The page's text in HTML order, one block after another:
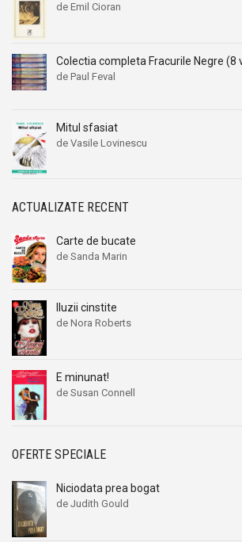
de Emil Cioran
Colectia completa Fracurile Negre (8
de Paul Feval
Mitul sfasiat
de Vasile Lovinescu
ACTUALIZATE RECENT
Carte de bucate
de Sanda Marin
Iluzii cinstite
de Nora Roberts
E minunat!
de Susan Connell
OFERTE SPECIALE
Niciodata prea bogat
de Judith Gould